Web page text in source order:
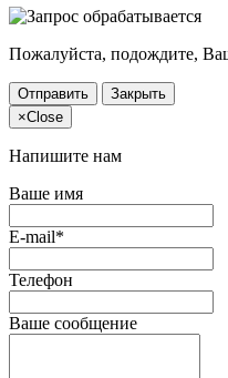
Пожалуйста, подождите,
Отправить
Закрыть
×Close
Напишите нам
Ваше имя
E-mail*
Телефон
Ваше сообщение